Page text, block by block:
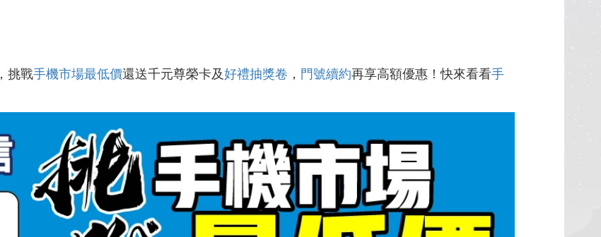
，挑戰手機市場最低價還送千元尊榮卡及好禮抽獎卷 ， 門號續約再享高額優惠！快來看看手